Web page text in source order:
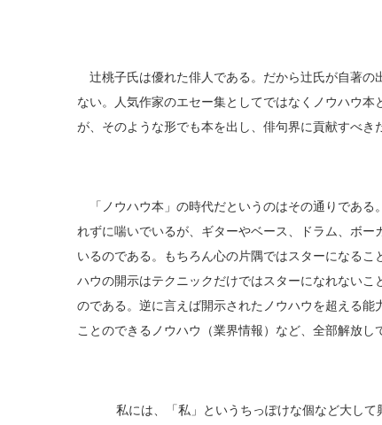
辻桃子氏は優れた俳人である。だから辻氏が自著
ない。人気作家のエセー集としてではなくノウハウ
が、そのような形でも本を出し、俳句界に貢献すべき
「ノウハウ本」の時代だというのはその通りである
れずに喘いでいるが、ギターやベース、ドラム、ボ
いるのである。もちろん心の片隅ではスターになる
ハウの開示はテクニックだけではスターになれない
のである。逆に言えば開示されたノウハウを超える
ことのできるノウハウ（業界情報）など、全部解放し
私には、「私」というちっぽけな個など大し